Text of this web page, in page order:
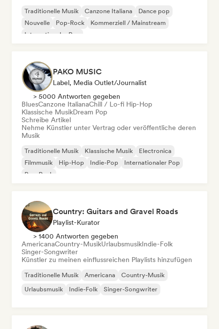
Traditionelle Musik Canzone Italiana
Dance pop
Nouvelle
Pop-Rock
Kommerziell / Mainstream
Internationaler Pop
PAKO MUSIC
Label, Media Outlet/Journalist
> 5000 Antworten gegeben
BluesCanzone ItalianaChill / Lo-fi Hip-Hop
Klassische MusikDream Pop
Schreibe Artikel
Nehme Künstler unter Vertrag oder veröffentliche deren
Musik
Traditionelle Musik Klassische Musik
Electronica
Filmmusik
Hip-Hop Indie-Pop
Internationaler Pop
Pop-Rock
Country: Guitars and Gravel Roads
Playlist-Kurator
> 1400 Antworten gegeben
AmericanaCountry-MusikUrlaubsmusikIndie-Folk
Singer-Songwriter
Künstler zu meinen einflussreichen Playlists hinzufügen
Traditionelle Musik Americana
Country-Musik
Urlaubsmusik
Indie-Folk Singer-Songwriter